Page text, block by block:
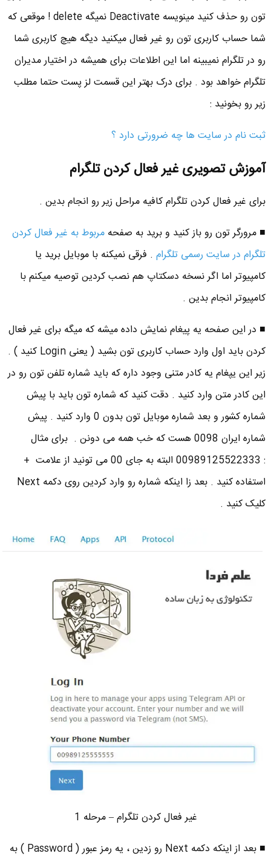
تون رو حذف کنید مینویسه Deactivate نمیگه delete ! موقعی که
شما حساب کاربری تون رو غیر فعال میکنید دیگه هیچ کاربری شما
رو در تلگرام نمیبینه اما این اطلاعات برای همیشه در اختیار مدیران
تلگرام خواهد بود . برای درک بهتر این قسمت لز پست حتما مطلب
زیر رو بخونید :
ثبت نام در سایت ها چه ضرورتی دارد ؟
آموزش تصویری غیر فعال کردن تلگرام
برای غیر فعال کردن تلگرام کافیه مراحل زیر رو انجام بدین .
■ مرورگر تون رو باز کنید و برید به صفحه مربوط به غیر فعال کردن
تلگرام در سایت رسمی تلگرام. فرقی نمیکنه با موبایل برید یا
کامپیوتر اما اگر نسخه دسکتاپ هم نصب کردین توصیه میکنم با
کامپیوتر انجام بدین .
■ در این صفحه یه پیغام نمایش داده میشه که میگه برای غیر فعال
کردن باید اول وارد حساب کاربری تون بشید ( یعنی Login کنید ) .
زیر این یپغام یه کادر متنی وجود داره که باید شماره تلفن تون رو در
این کادر متن وارد کنید . دقت کنید که شماره تون باید با پیش
شماره کشور و بعد شماره موبایل تون بدون 0 وارد کنید . پیش
شماره ایران 0098 هست که خب همه می دونن . برای مثال
: 00989125522333 البته به جای 00 می تونید از علامت +
استفاده کنید . بعد زا اینکه شماره رو وارد کردین روی دکمه Next
کلیک کنید .
غیر فعال کردن تلگرام – مرحله 1
■ بعد از اینکه دکمه Next رو زدین ، یه رمز عبور ( Password ) به